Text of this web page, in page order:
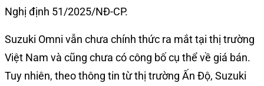
Nghị định 51/2025/NĐ-CP.
Suzuki Omni vẫn chưa chính thức ra mắt tại thị trường
Việt Nam và cũng chưa có công bố cụ thể về giá bán.
Tuy nhiên, theo thông tin từ thị trường Ấn Độ, Suzuki